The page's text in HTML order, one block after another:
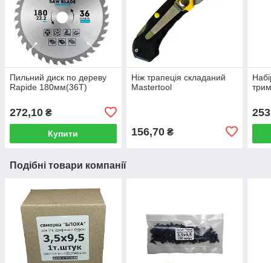
Пильний диск по дереву
Rapide 180мм(36Т)
272,10 ₴
Купити
Ніж трапеція складаний
Mastertool
156,70₴
Подібні товари компанії